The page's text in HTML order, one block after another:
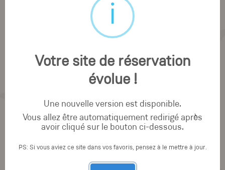
Votre site de réservation
évolue !
Une nouvelle version est disponible.
Vous allez être automatiquement redirigé après
avoir cliqué sur le bouton ci-dessous.
PS: Si vous aviez ce site dans vos favoris, pensez à le mettre à jour.